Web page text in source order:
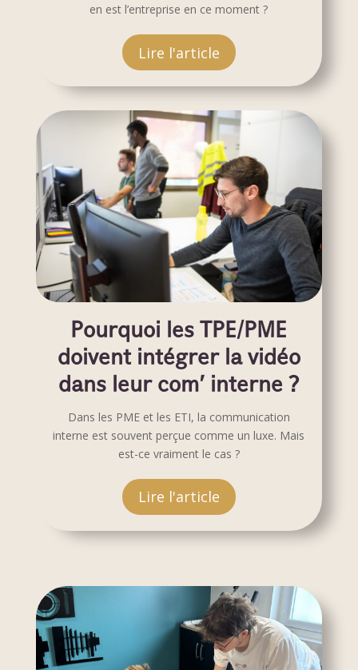
en est l’entreprise en ce moment ?
Lire l'article
Pourquoi les TPE/PME
doivent intégrer la vidéo
dans leur com' interne ?
Dans les PME et les ETI, la communication
interne est souvent perçue comme un luxe. Mais
est-ce vraiment le cas ?
Lire l'article